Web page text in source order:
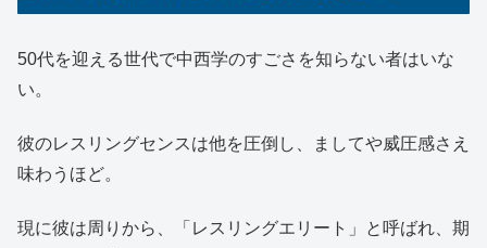
50代を迎える世代で中西学のすごさを知らない者はいな
い。
彼のレスリングセンスは他を圧倒し、ましてや威圧感さえ
味わうほど。
現に彼は周りから、「レスリングエリート」と呼ばれ、期